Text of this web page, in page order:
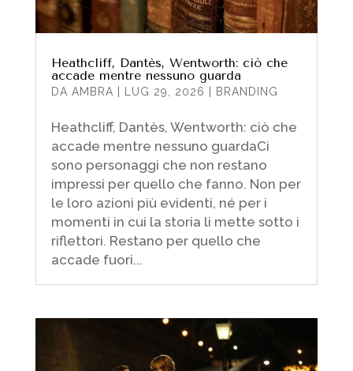
Heathcliff, Dantès, Wentworth: ciò che
accade mentre nessuno guarda
DA AMBRA LUG 29, 2026 BRANDING
Heathcliff, Dantès, Wentworth: ciò che
accade mentre nessuno guardaCi
sono personaggi che non restano
impressi per quello che fanno. Non per
le loro azioni più evidenti, né per i
momenti in cui la storia li mette sotto i
riflettori. Restano per quello che
accade fuori...